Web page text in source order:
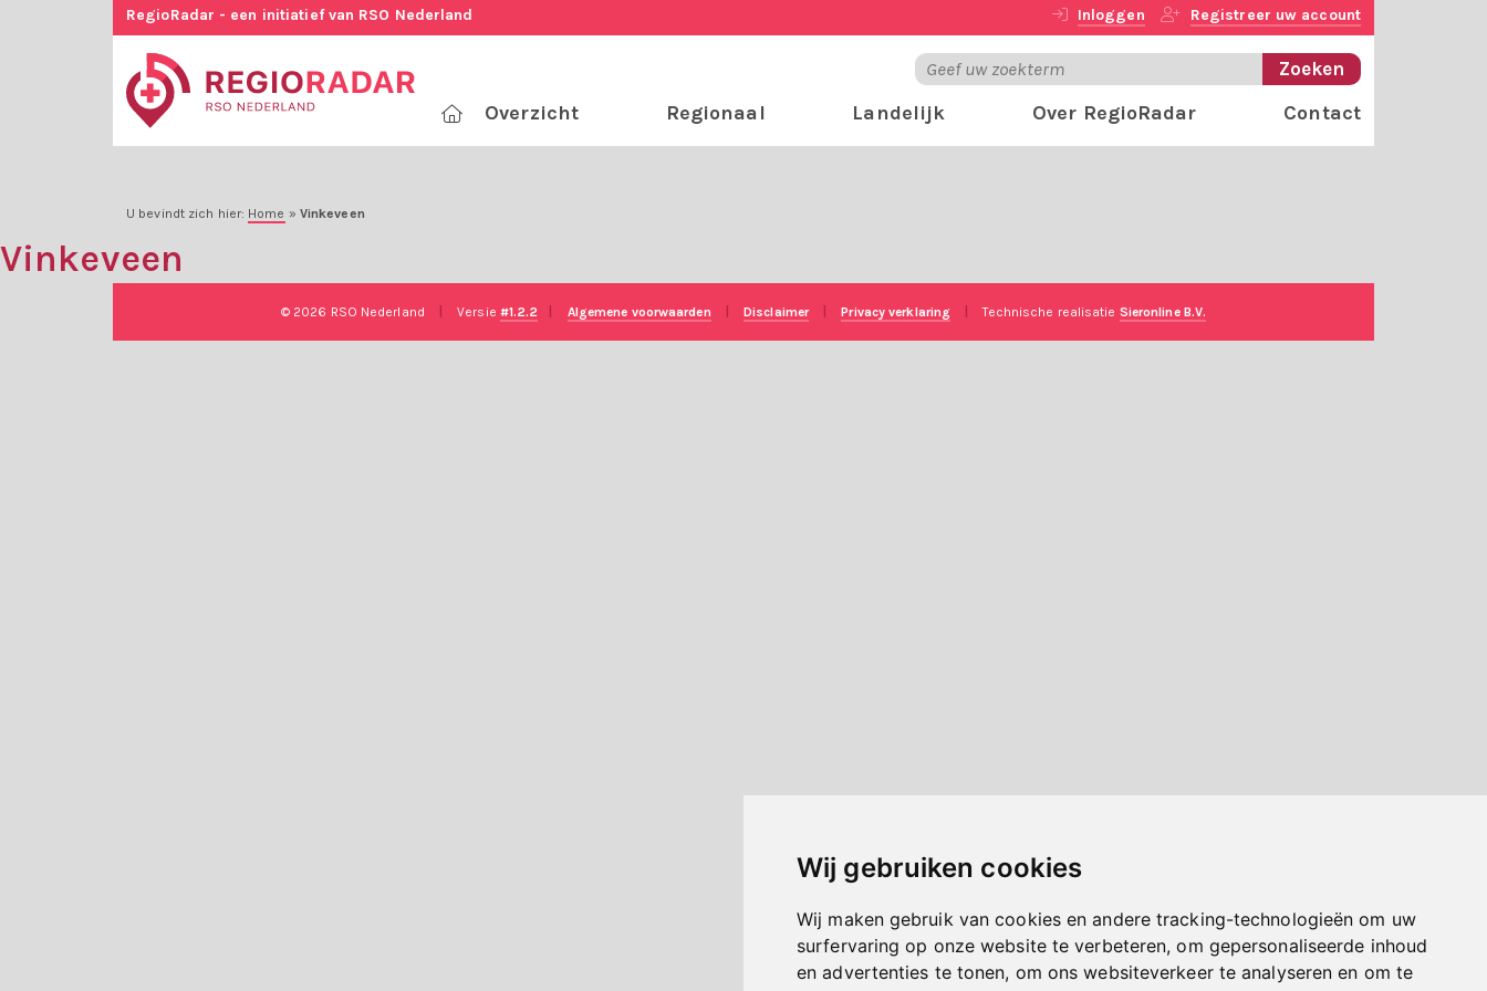
Wij gebruiken cookies
Wij maken gebruik van cookies en andere tracking-technologieën om uw
surfervaring op onze website te verbeteren, om gepersonaliseerde inhoud
en advertenties te tonen, om ons websiteverkeer te analyseren en om te
RegioRadar - een initiatief van RSO Nederland Inloggen Registreer uw account
Overzicht Regionaal Landelijk Over RegioRadar Contact
U bevindt zich hier: Home » Vinkeveen
Vinkeveen
© 2026 RSO Nederland Versie #1.2.2 Algemene voorwaarden Disclaimer Privacy verklaring Technische realisatie Sieronline B.V.